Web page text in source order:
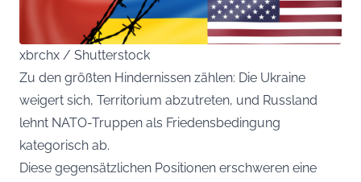
xbrchx / Shutterstock
Zu den größten Hindernissen zählen: Die Ukraine
weigert sich, Territorium abzutreten, und Russland
lehnt NATO-Truppen als Friedensbedingung
kategorisch ab.
Diese gegensätzlichen Positionen erschweren eine